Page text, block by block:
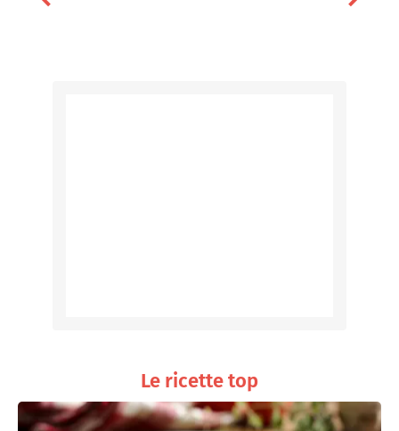
Le ricette top